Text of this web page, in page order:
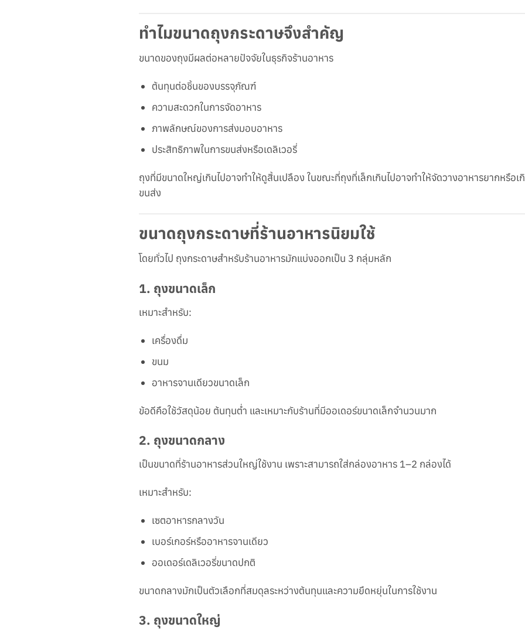
ทำไมขนาดถุงกระดาษจึงสำคัญ
ขนาดของถุงมีผลต่อหลายปัจจัยในธุรกิจร้านอาหาร
ต้นทุนต่อชิ้นของบรรจุภัณฑ์
ความสะดวกในการจัดอาหาร
ภาพลักษณ์ของการส่งมอบอาหาร
ประสิทธิภาพในการขนส่งหรือเดลิเวอรี่
ถุงที่มีขนาดใหญ่เกินไปอาจทำให้ดูสิ้นเปลือง ในขณะที่ถุงที่เล็กเกินไปอาจทำให้จัดวางอาหารยากหรือเ
ขนส่ง
ขนาดถุงกระดาษที่ร้านอาหารนิยมใช้
โดยทั่วไป ถุงกระดาษสำหรับร้านอาหารมักแบ่งออกเป็น 3 กลุ่มหลัก
1. ถุงขนาดเล็ก
เหมาะสำหรับ:
เครื่องดื่ม
ขนม
อาหารจานเดียวขนาดเล็ก
ข้อดีคือใช้วัสดุน้อย ต้นทุนต่ำ และเหมาะกับร้านที่มีออเดอร์ขนาดเล็กจำนวนมาก
2. ถุงขนาดกลาง
เป็นขนาดที่ร้านอาหารส่วนใหญ่ใช้งาน เพราะสามารถใส่กล่องอาหาร 1–2 กล่องได้
เหมาะสำหรับ:
เซตอาหารกลางวัน
เบอร์เกอร์หรืออาหารจานเดียว
ออเดอร์เดลิเวอรี่ขนาดปกติ
ขนาดกลางมักเป็นตัวเลือกที่สมดุลระหว่างต้นทุนและความยืดหยุ่นในการใช้งาน
3. ถุงขนาดใหญ่